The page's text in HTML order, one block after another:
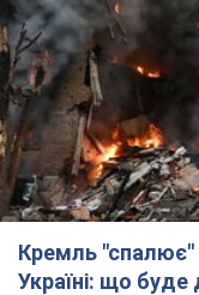
Кремль "спалює"
Україні: що буде